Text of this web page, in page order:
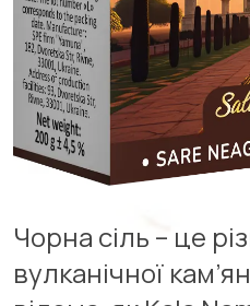
Чорна сіль – це
вулканічної